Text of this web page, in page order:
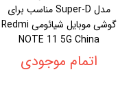
مدل Super-D مناسب برای
گوشی موبایل شیائومی Redmi
NOTE 11 5G China
اتمام موجودی